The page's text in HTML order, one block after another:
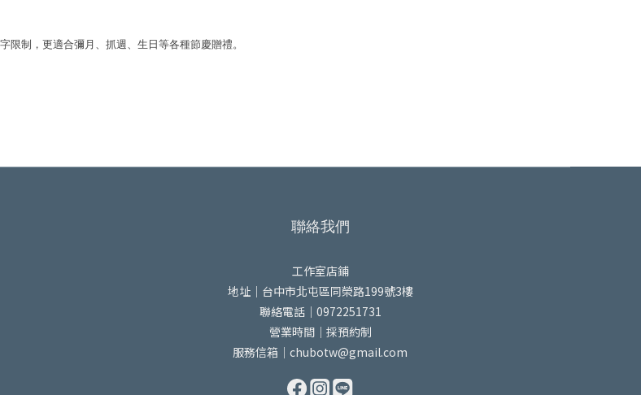
限制，更適合彌月、抓週、生日等各種節慶贈禮。
聯絡我們
工作室店鋪
地址｜台中市北屯區同榮路199號3樓
聯絡電話｜0972251731
營業時間｜採預約制
服務信箱｜chubotw@gmail.com